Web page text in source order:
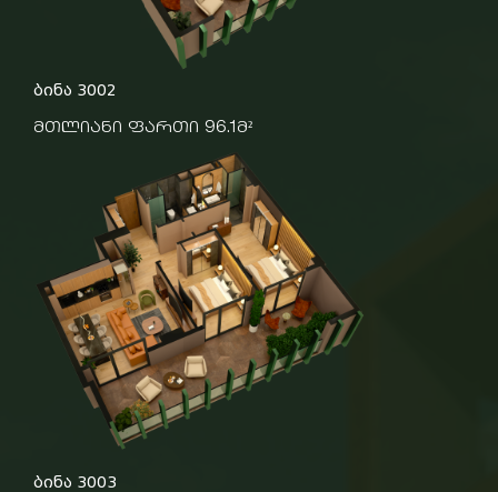
ბინა 3002
მთლიანი ფართი 96.1მ²
ბინა 3003